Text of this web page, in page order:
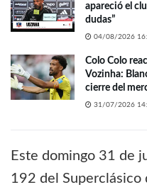
apareció el
dudas”
04/08/2026
Colo Colo
Vozinha:
cierre del
31/07/2026
Este domingo 31 de
192 del